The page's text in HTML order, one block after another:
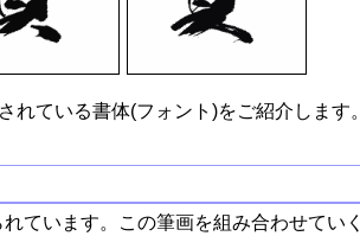
ている書体(フォント)をご紹介します。
ています。この筆画を組み合わせてい